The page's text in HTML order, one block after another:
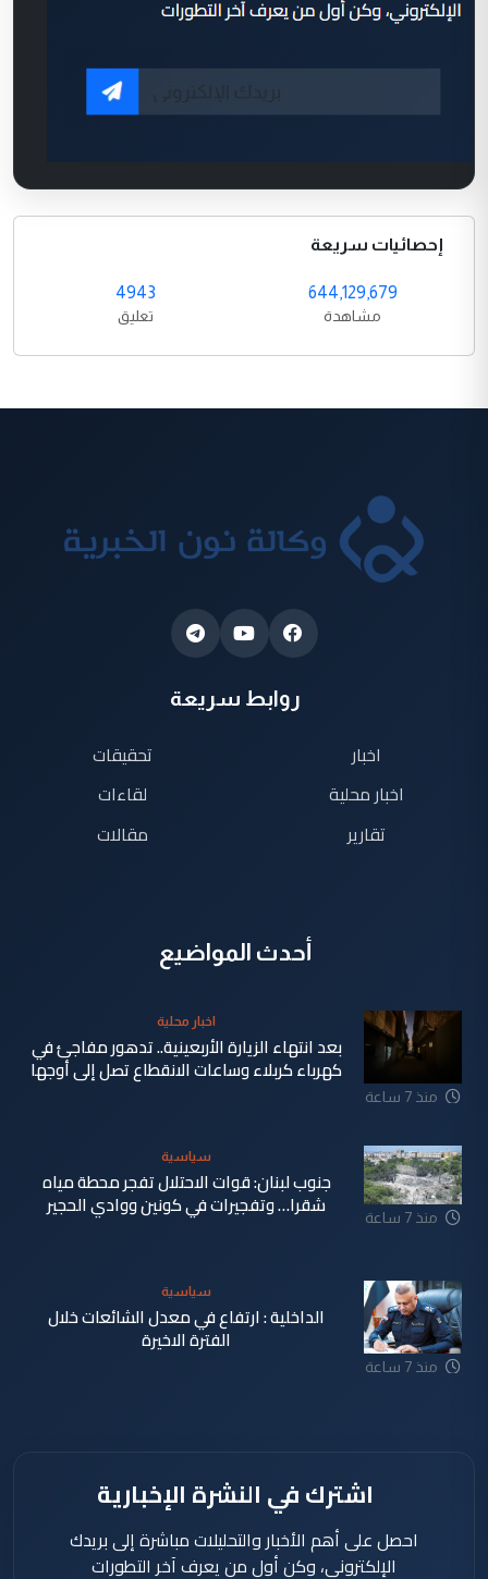
إحصائيات سريعة
644,129,679
مشاهدة
4943
تعليق
روابط سريعة
اخبار
اخبار محلية
تقارير
تحقيقات
لقاءات
مقالات
أحدث المواضيع
منذ 7 ساعة
اخبار محلية
بعد انتهاء الزيارة الأربعينية.. تدهور مفاجئ في
كهرباء كربلاء وساعات الانقطاع تصل إلى أوجها
منذ 7 ساعة
سياسية
جنوب لبنان: قوات الاحتلال تفجر محطة مياه
شقرا… وتفجيرات في كونين ووادي الحجير
منذ 7 ساعة
سياسية
الداخلية : ارتفاع في معدل الشائعات خلال
الفترة الاخيرة
اشترك في النشرة الإخبارية
احصل على أهم الأخبار والتحليلات مباشرة إلى بريدك
الإلكتروني، وكن أول من يعرف آخر التطورات